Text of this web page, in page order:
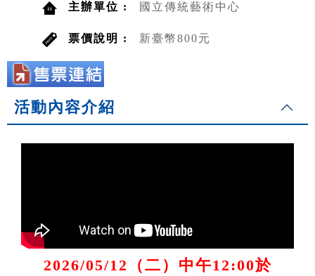
主辦單位 : 國立傳統藝術中心
票價說明 : 新臺幣800元
活動內容介紹
2026/05/12（二）中午12:00於